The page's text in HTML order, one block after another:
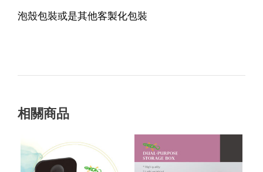
泡殼包裝或是其他客製化包裝
相關商品